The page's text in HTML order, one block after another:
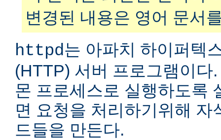
변경된 내용은 영어 문서
httpd는 아파치 하이퍼텍
(HTTP) 서버 프로그램이다
몬 프로세스로 실행하도록
면 요청을 처리하기위해 자
드들을 만든다.